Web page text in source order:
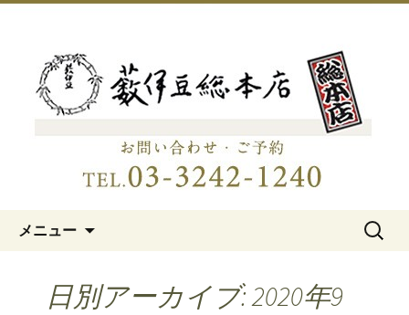
日本橋の老舗蕎麦屋「藪伊豆総
本店」
メニュー
検
日別アーカイブ: 2020年9